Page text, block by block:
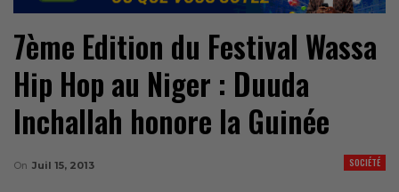
7ème Edition du Festival Wassa
Hip Hop au Niger : Duuda
Inchallah honore la Guinée
SOCIÉTÉ
On Juil 15, 2013